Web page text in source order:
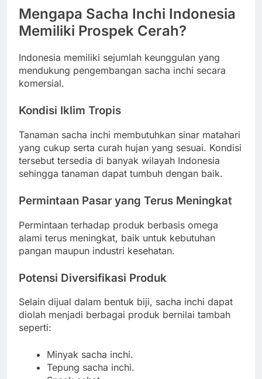
Mengapa Sacha Inchi Indonesia
Memiliki Prospek Cerah?
Indonesia memiliki sejumlah keunggulan yang
mendukung pengembangan sacha inchi secara
komersial.
Kondisi Iklim Tropis
Tanaman sacha inchi membutuhkan sinar matahari
yang cukup serta curah hujan yang sesuai. Kondisi
tersebut tersedia di banyak wilayah Indonesia
sehingga tanaman dapat tumbuh dengan baik.
Permintaan Pasar yang Terus Meningkat
Permintaan terhadap produk berbasis omega
alami terus meningkat, baik untuk kebutuhan
pangan maupun industri kesehatan.
Potensi Diversifikasi Produk
Selain dijual dalam bentuk biji, sacha inchi dapat
diolah menjadi berbagai produk bernilai tambah
seperti:
Minyak sacha inchi.
Tepung sacha inchi.